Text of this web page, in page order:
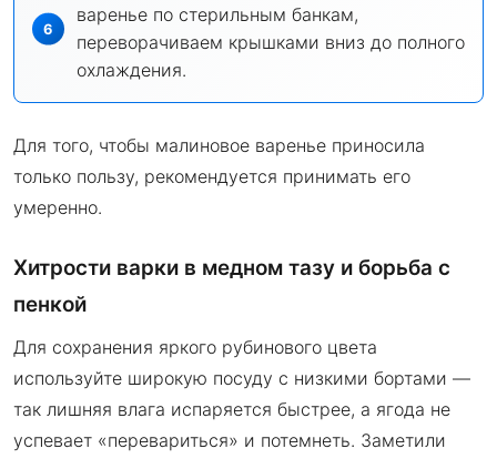
варенье по стерильным банкам,
переворачиваем крышками вниз до полного
охлаждения.
Для того, чтобы малиновое варенье приносила
только пользу, рекомендуется принимать его
умеренно.
Хитрости варки в медном тазу и борьба с
пенкой
Для сохранения яркого рубинового цвета
используйте широкую посуду с низкими бортами —
так лишняя влага испаряется быстрее, а ягода не
успевает «перевариться» и потемнеть. Заметили